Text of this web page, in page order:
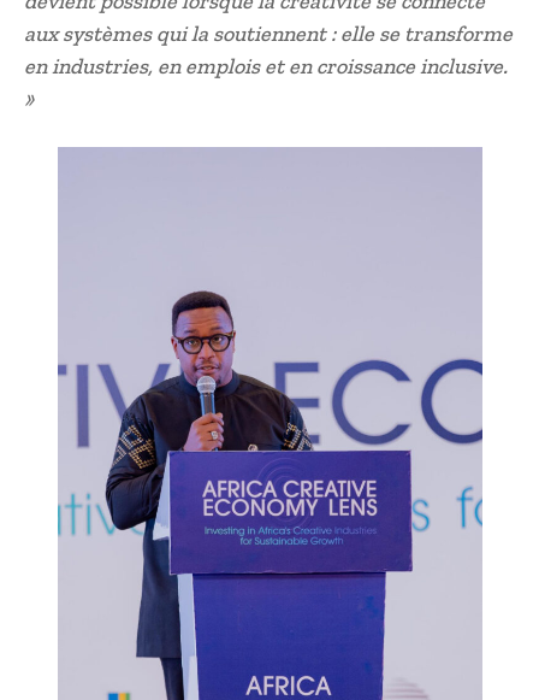
aux systèmes qui la soutiennent : elle se transforme
en industries, en emplois et en croissance inclusive.
»